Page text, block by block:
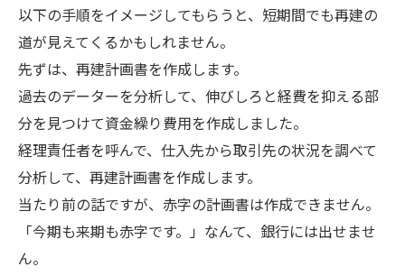
以下の手順をイメージしてもらうと、短期間でも再建の
道が見えてくるかもしれません。
先ずは、再建計画書を作成します。
過去のデーターを分析して、伸びしろと経費を抑える部
分を見つけて資金繰り費用を作成しました。
経理責任者を呼んで、仕入先から取引先の状況を調べて
分析して、再建計画書を作成します。
当たり前の話ですが、赤字の計画書は作成できません。
「今期も来期も赤字です。」なんて、銀行には出せませ
ん。